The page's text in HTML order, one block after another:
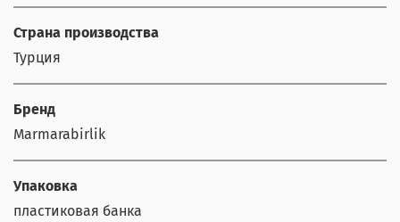
Страна производства
Турция
Бренд
Marmarabirlik
Упаковка
пластиковая банка